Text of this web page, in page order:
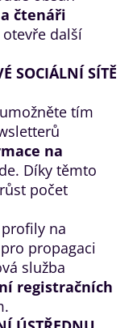
čtenáři
další
SOCIÁLNÍ SÍTĚ
tím
na
Díky těmto
počet
na
propagaci
služba
registračních